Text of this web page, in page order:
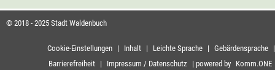
© 2018 - 2025 Stadt Waldenbuch
Cookie-Einstellungen | Inhalt | Leichte Sprache | Gebärdensprache |
Barrierefreiheit | Impressum / Datenschutz | powered by Komm.ONE